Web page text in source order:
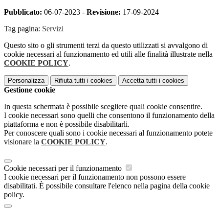
Pubblicato: 06-07-2023 - Revisione: 17-09-2024
Tag pagina: Servizi
Questo sito o gli strumenti terzi da questo utilizzati si avvalgono di
cookie necessari al funzionamento ed utili alle finalità illustrate nella
COOKIE POLICY.
Personalizza Rifiuta tutti i cookies Accetta tutti i cookies
Gestione cookie
In questa schermata è possibile scegliere quali cookie consentire.
I cookie necessari sono quelli che consentono il funzionamento della
piattaforma e non è possibile disabilitarli.
Per conoscere quali sono i cookie necessari al funzionamento potete
visionare la COOKIE POLICY.
Cookie necessari per il funzionamento
I cookie necessari per il funzionamento non possono essere
disabilitati. È possibile consultare l'elenco nella pagina della cookie
policy.